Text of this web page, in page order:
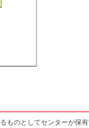
ものとしてセンターが保